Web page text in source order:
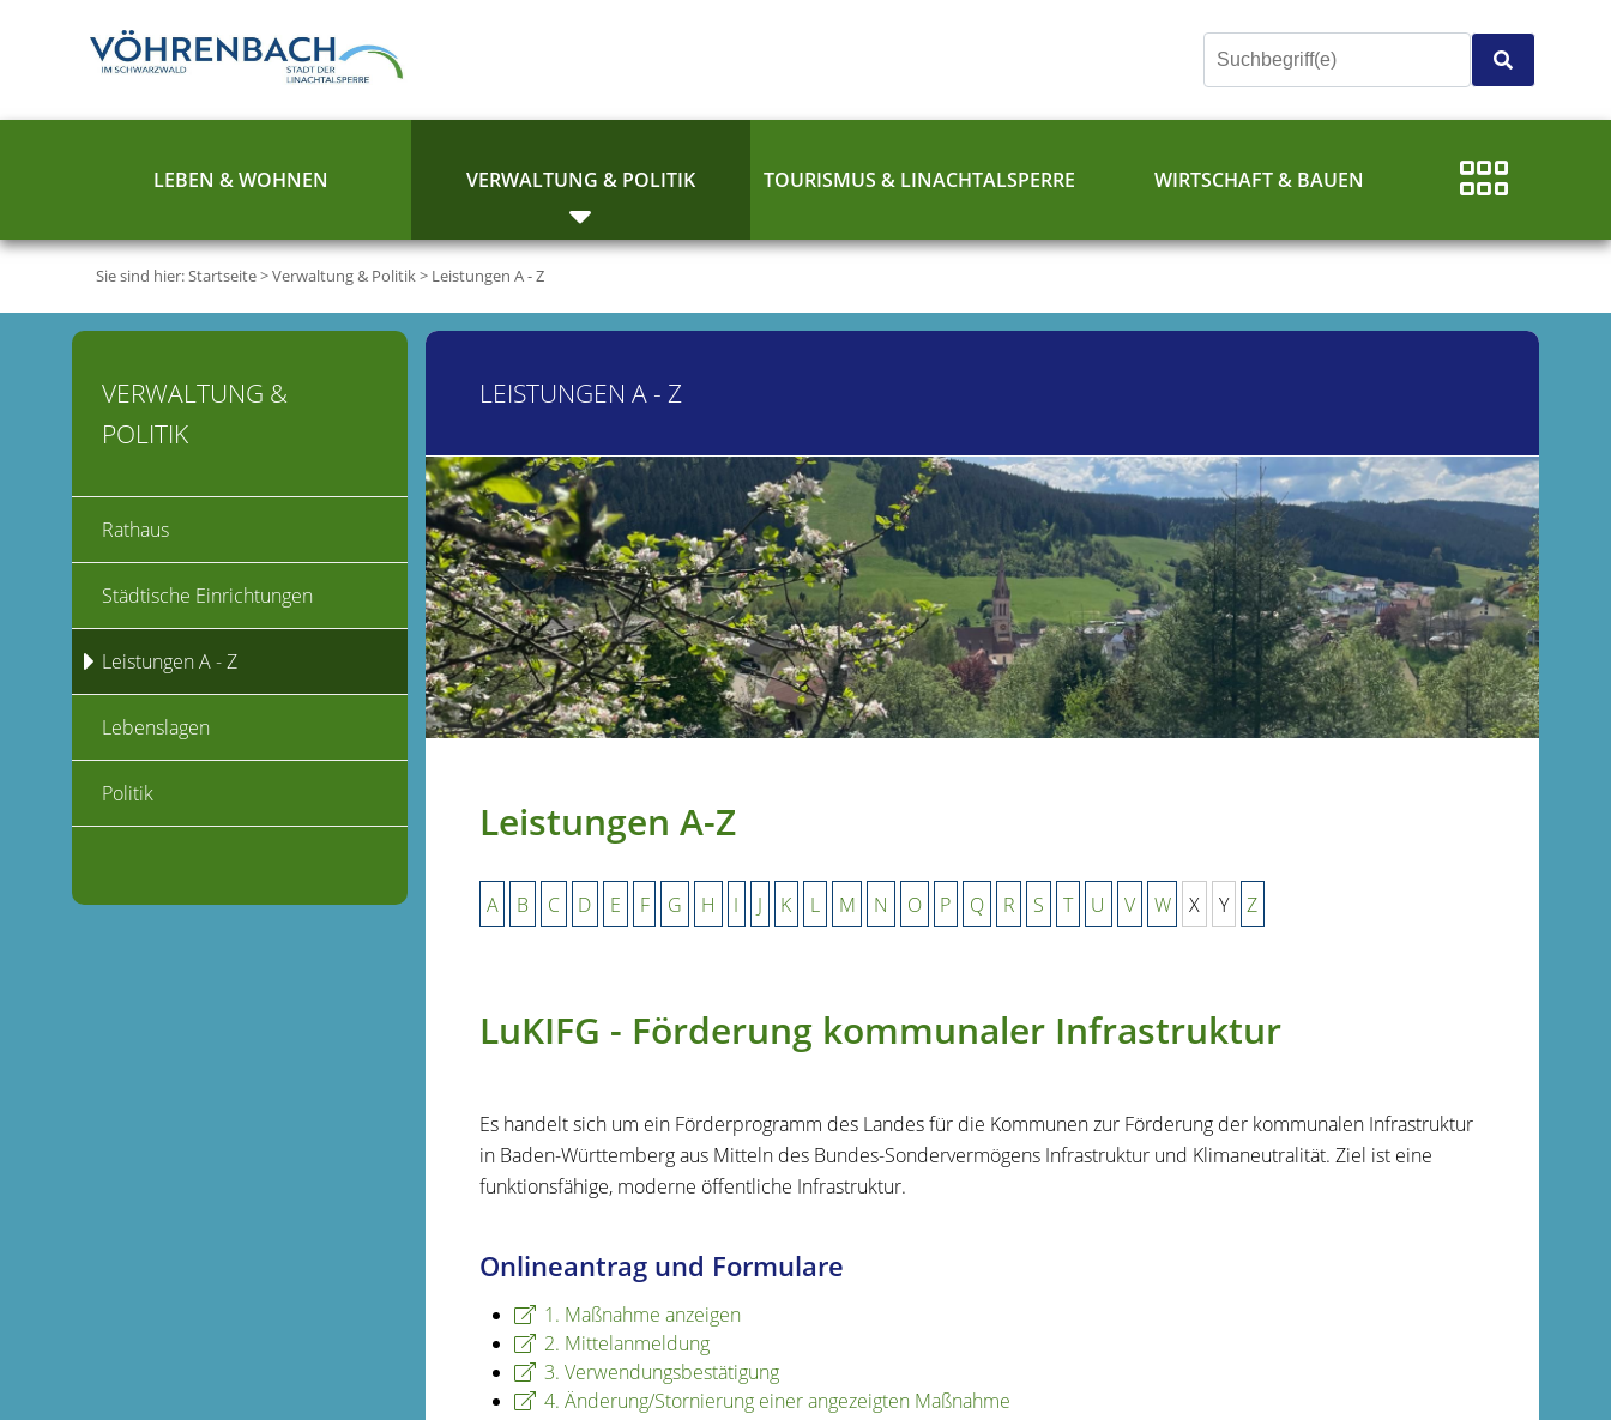
LEBEN & WOHNEN VERWALTUNG & POLITIK TOURISMUS & LINACHTALSPERRE WIRTSCHAFT & BAUEN
Sie sind hier:Startseite>Verwaltung & Politik> Leistungen A - Z
LEISTUNGEN A - Z
Leistungen A-Z
A B C D E F G H I J K L M N O P Q R S T U V W X Y Z
LuKIFG - Förderung kommunaler Infrastruktur
Es handelt sich um ein Förderprogramm des Landes für die Kommunen zur Förderung der kommunalen Infrastruktur
in Baden-Württemberg aus Mitteln des Bundes-Sondervermögens Infrastruktur und Klimaneutralität. Ziel ist eine
funktionsfähige, moderne öffentliche Infrastruktur.
Onlineantrag und Formulare
1. Maßnahme anzeigen
2. Mittelanmeldung
3. Verwendungsbestätigung
4. Änderung/Stornierung einer angezeigten Maßnahme
VERWALTUNG &
POLITIK
Rathaus
Städtische Einrichtungen
Leistungen A - Z
Lebenslagen
Politik